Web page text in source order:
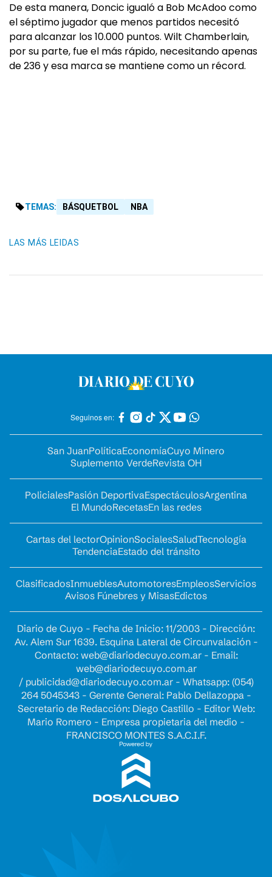
De esta manera, Doncic igualó a Bob McAdoo como
el séptimo jugador que menos partidos necesitó
para alcanzar los 10.000 puntos. Wilt Chamberlain,
por su parte, fue el más rápido, necesitando apenas
de 236 y esa marca se mantiene como un récord.
TEMAS: BÁSQUETBOL NBA
LAS MÁS LEIDAS
Seguinos en:
San JuanPolíticaEconomíaCuyo Minero
Suplemento VerdeRevista OH
PolicialesPasión DeportivaEspectáculosArgentina
El MundoRecetasEn las redes
Cartas del lectorOpinionSocialesSaludTecnología
TendenciaEstado del tránsito
ClasificadosInmueblesAutomotoresEmpleosServicios
Avisos Fúnebres y MisasEdictos
Diario de Cuyo - Fecha de Inicio: 11/2003 - Dirección:
Av. Alem Sur 1639. Esquina Lateral de Circunvalación -
Contacto: web@diariodecuyo.com.ar- Email:
web@diariodecuyo.com.ar
/ publicidad@diariodecuyo.com.ar- Whatsapp: (054)
264 5045343 - Gerente General: Pablo Dellazoppa -
Secretario de Redacción: Diego Castillo - Editor Web:
Mario Romero - Empresa propietaria del medio -
FRANCISCO MONTES S.A.C.I.F.